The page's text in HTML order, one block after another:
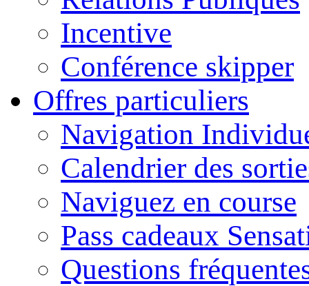
Incentive
Conférence skipper
Offres particuliers
Navigation
Calendrier des
Naviguez en course
Pass cadeaux
Questions